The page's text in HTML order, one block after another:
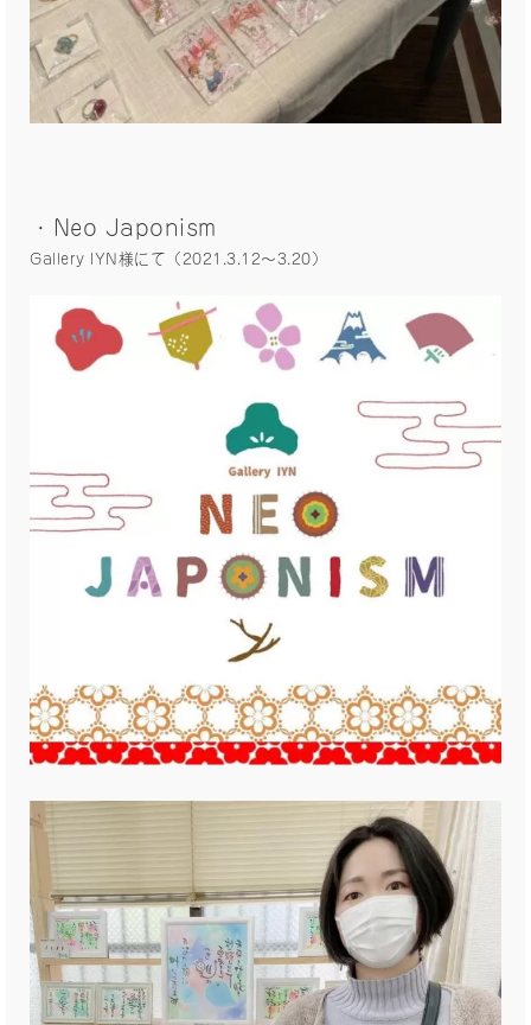
・Neo Japonism
Gallery IYN様にて（2021.3.12〜3.20）